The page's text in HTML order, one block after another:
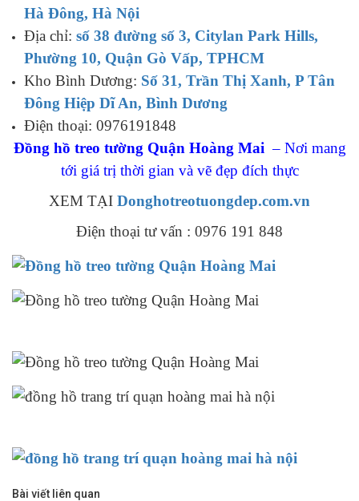
Hà Đông, Hà Nội
Địa chỉ: số 38 đường số 3, Citylan Park Hills,
Phường 10, Quận Gò Vấp, TPHCM
Kho Bình Dương: Số 31, Trần Thị Xanh, P Tân
Đông Hiệp Dĩ An, Bình Dương
Điện thoại: 0976191848
Đồng hồ treo tường Quận Hoàng Mai – Nơi mang
tới giá trị thời gian và vẽ đẹp đích thực
XEM TẠI Donghotreotuongdep.com.vn
Điện thoại tư vấn : 0976 191 848
Bài viết liên quan